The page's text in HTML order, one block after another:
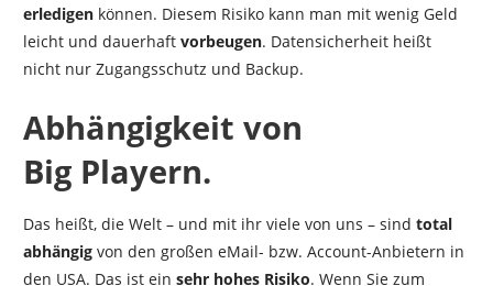
erledigenkönnen. Diesem Risiko kann man mit wenig Geld
leicht und dauerhaft vorbeugen. Datensicherheit heißt
nicht nur Zugangsschutz und Backup.
Abhängigkeit von
Big Playern.
Das heißt, die Welt – und mit ihr viele von uns – sind total
abhängigvon den großen eMail- bzw. Account-Anbietern in
den USA. Das ist ein sehr hohes Risiko. Wenn Sie zum